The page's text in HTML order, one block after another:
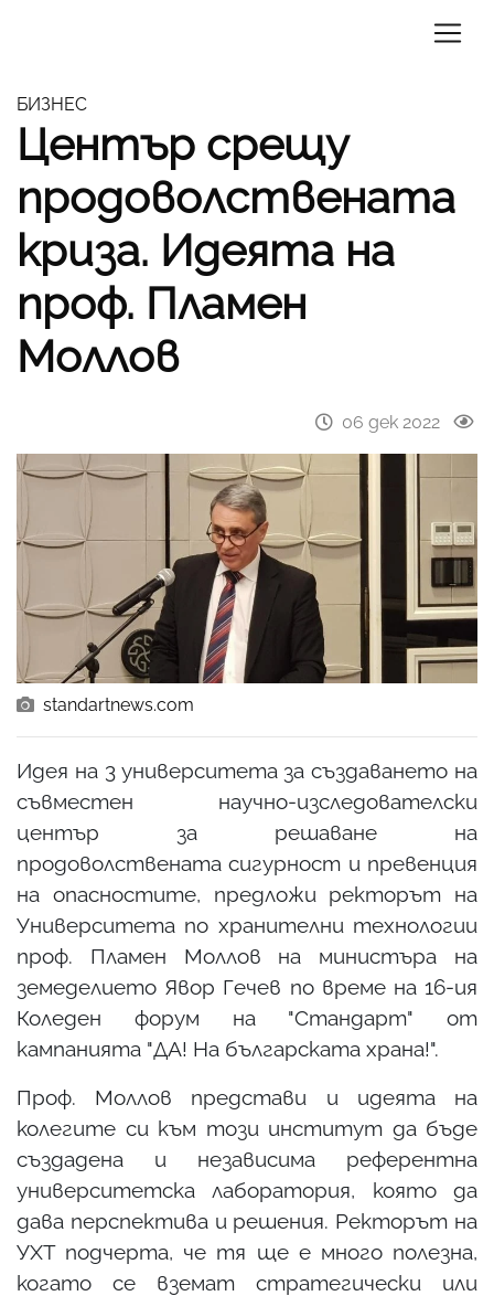
БИЗНЕС
Център срещу
продоволствената
криза. Идеята на
проф. Пламен
Моллов
06 дек 2022
standartnews.com
Идея на 3 университета за създаването на
съвместен научно-изследователски
център за решаване на
продоволствената сигурност и превенция
на опасностите, предложи ректорът на
Университета по хранителни технологии
проф. Пламен Моллов на министъра на
земеделието Явор Гечев по време на 16-ия
Коледен форум на "Стандарт" от
кампанията "ДА! На българската храна!".
Проф. Моллов представи и идеята на
колегите си към този институт да бъде
създадена и независима референтна
университетска лаборатория, която да
дава перспектива и решения. Ректорът на
УХТ подчерта, че тя ще е много полезна,
когато се вземат стратегически или